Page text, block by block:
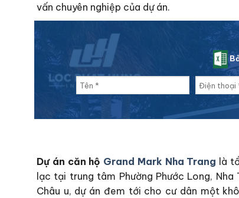
vấn chuyên nghiệp của dự án.
Dự án căn hộ Grand Mark Nha Trang là
lạc tại trung tâm Phường Phước Long, Nha
Châu u, dự án đem tới cho cư dân một